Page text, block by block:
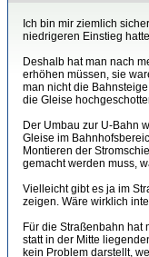
Ich bin mir ziemlich
niedrigeren Einstieg
Deshalb hat man nach
erhöhen müssen, sie
man nicht die
die Gleise
Der Umbau zur U-Bahn
Gleise im
Montieren der
gemacht werden muss,
Vielleicht gibt es ja im
zeigen. Wäre wirklich
Für die Straßenbahn hat
statt in der Mitte
kein Problem darstellt,